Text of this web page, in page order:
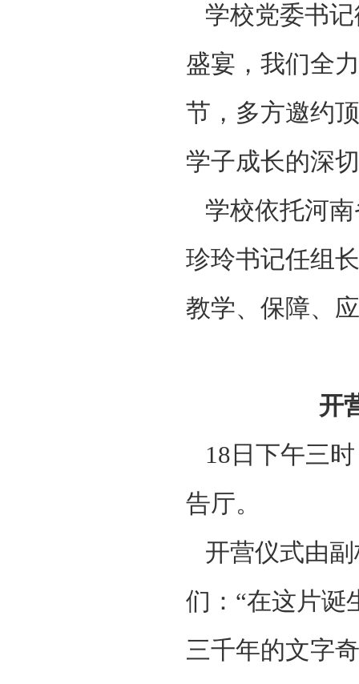
学校党委书记
盛宴，我们全
节，多方邀约
学子成长的深
学校依托河南
珍玲书记任组
教学、保障、
开
18日下午三
告厅。
开营仪式由
们：“在这片诞
三千年的文字